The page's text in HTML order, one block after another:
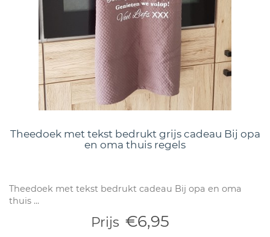
Theedoek met tekst bedrukt grijs cadeau Bij opa
en oma thuis regels
Theedoek met tekst bedrukt cadeau Bij opa en oma
thuis ...
Prijs €6,95